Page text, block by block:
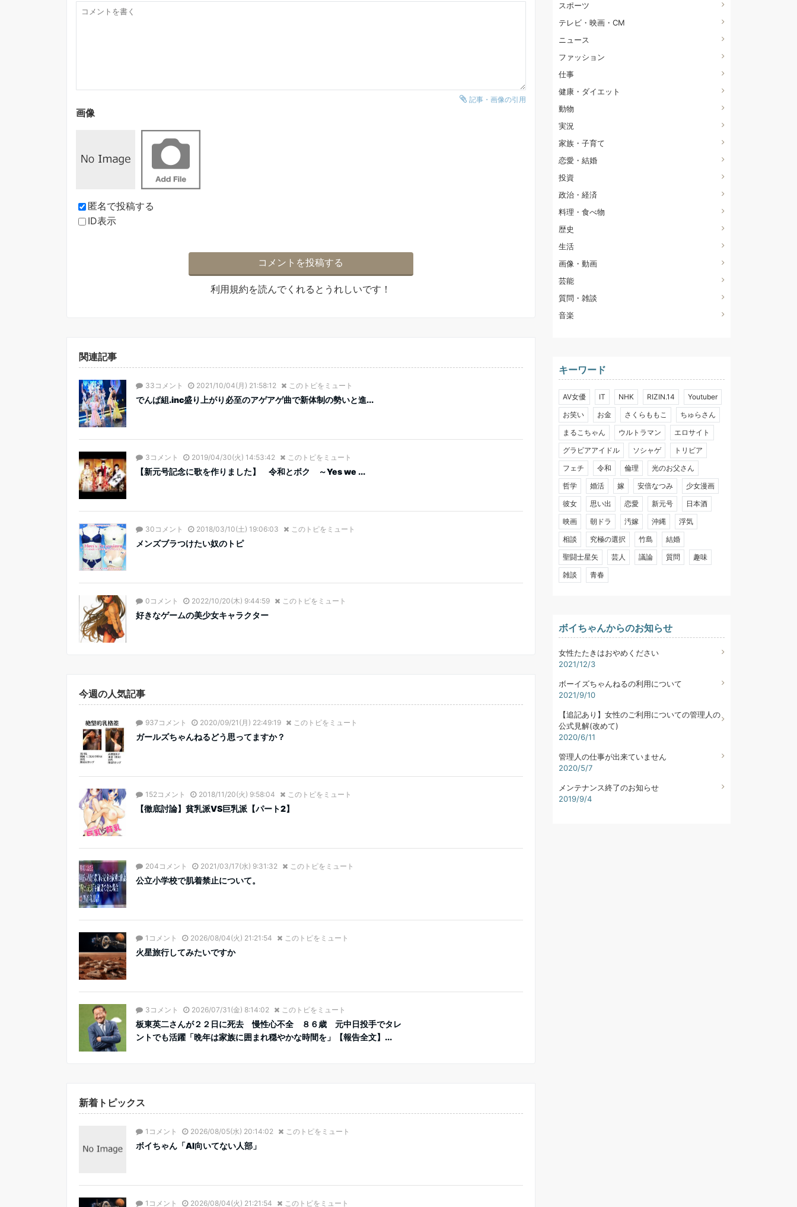
記事・画像の引用
画像
匿名で投稿する
ID表示
利用規約を読んでくれるとうれしいです！
関連記事
33コメント 2021/10/04(月) 21:58:12 このトピをミュート
でんぱ組.inc盛り上がり必至のアゲアゲ曲で新体制の勢いと進...
3コメント 2019/04/30(火) 14:53:42 このトピをミュート
【新元号記念に歌を作りました】 令和とボク ～Yes we ...
30コメント 2018/03/10(土) 19:06:03 このトピをミュート
メンズブラつけたい奴のトピ
0コメント 2022/10/20(木) 9:44:59 このトピをミュート
好きなゲームの美少女キャラクター
今週の人気記事
937コメント 2020/09/21(月) 22:49:19 このトピをミュート
ガールズちゃんねるどう思ってますか？
152コメント 2018/11/20(火) 9:58:04 このトピをミュート
【徹底討論】貧乳派VS巨乳派【パート2】
204コメント 2021/03/17(水) 9:31:32 このトピをミュート
公立小学校で肌着禁止について。
1コメント 2026/08/04(火) 21:21:54 このトピをミュート
火星旅行してみたいですか
3コメント 2026/07/31(金) 8:14:02 このトピをミュート
板東英二さんが２２日に死去 慢性心不全 ８６歳 元中日投手でタレ
ントでも活躍「晩年は家族に囲まれ穏やかな時間を」【報告全文】...
新着トピックス
1コメント 2026/08/05(水) 20:14:02 このトピをミュート
ボイちゃん「AI向いてない人部」
1コメント 2026/08/04(火) 21:21:54 このトピをミュート
スポーツ
テレビ・映画・CM
ニュース
ファッション
仕事
健康・ダイエット
動物
実況
家族・子育て
恋愛・結婚
投資
政治・経済
料理・食べ物
歴史
生活
画像・動画
芸能
質問・雑談
音楽
キーワード
AV女優 IT NHK RIZIN.14
Youtuber
お笑い
お金 さくらももこ
ちゅらさん
まるこちゃん
ウルトラマン
エロサイト
グラビアアイドル
ソシャゲ
トリビア
フェチ
令和 倫理
光のお父さん
哲学
婚活 嫁 安倍なつみ
少女漫画
彼女
思い出 恋愛 新元号
日本酒
映画
朝ドラ 汚嫁 沖縄
浮気
相談
究極の選択 竹島
結婚
聖闘士星矢
芸人 議論 質問
趣味
雑談
青春
ボイちゃんからのお知らせ
女性たたきはおやめください
2021/12/3
ボーイズちゃんねるの利用について
2021/9/10
【追記あり】女性のご利用についての管理人の
公式見解(改めて)
2020/6/11
管理人の仕事が出来ていません
2020/5/7
メンテナンス終了のお知らせ
2019/9/4